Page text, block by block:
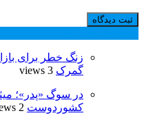
زنگ خطر برای
گمرک 3 views
در سوگ «پدر»؛
کشوردوست 2 views